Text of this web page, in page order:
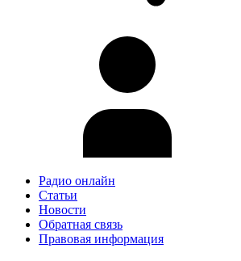
Радио онлайн
Статьи
Новости
Обратная связь
Правовая информация